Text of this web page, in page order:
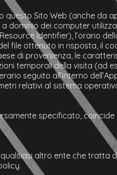
Sito Web (anche da
dominio dei computer
Identifier), l’orario
file ottenuto in risposta, il
di provenienza, le
temporali della visita (ad
seguito all’interno
relativi al sistema
specificato,
altro ente che tratta